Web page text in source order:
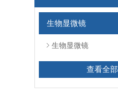
生物显微镜
生物显微镜
查看全部